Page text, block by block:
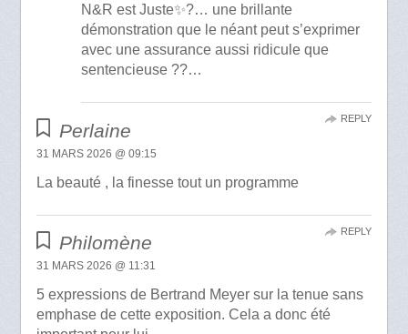
N&R est Juste✨?… une brillante
démonstration que le néant peut s’exprimer
avec une assurance aussi ridicule que
sentencieuse ??…
Perlaine
31 MARS 2026 @ 09:15
La beauté , la finesse tout un programme
REPLY
Philomène
31 MARS 2026 @ 11:31
5 expressions de Bertrand Meyer sur la tenue sans
emphase de cette exposition. Cela a donc été
REPLY